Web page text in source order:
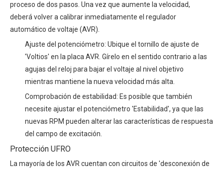
proceso de dos pasos. Una vez que aumente la velocidad,
deberá volver a calibrar inmediatamente el regulador
automático de voltaje (AVR).
Ajuste del potenciómetro: Ubique el tornillo de ajuste de
'Voltios' en la placa AVR. Gírelo en el sentido contrario a las
agujas del reloj para bajar el voltaje al nivel objetivo
mientras mantiene la nueva velocidad más alta.
Comprobación de estabilidad: Es posible que también
necesite ajustar el potenciómetro 'Estabilidad', ya que las
nuevas RPM pueden alterar las características de respuesta
del campo de excitación.
Protección UFRO
La mayoría de los AVR cuentan con circuitos de 'desconexión de